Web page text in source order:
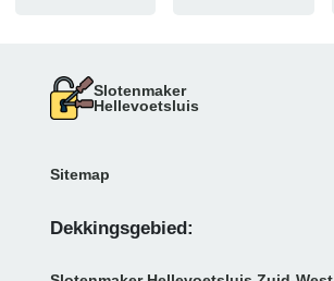
Slotenmaker
Hellevoetsluis
Sitemap
Dekkingsgebied: